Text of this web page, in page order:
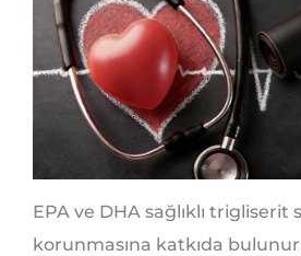
EPA ve DHA sağlıklı trigliserit
korunmasına katkıda